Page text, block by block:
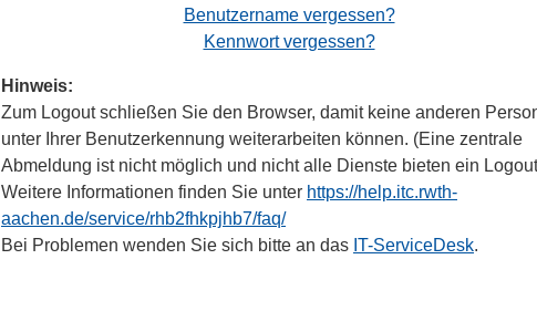
Benutzername vergessen?
Kennwort vergessen?
Hinweis:
Zum Logout schließen Sie den Browser, damit keine anderen
unter Ihrer Benutzerkennung weiterarbeiten können. (Eine zentrale
Abmeldung ist nicht möglich und nicht alle Dienste bieten ein
Weitere Informationen finden Sie unter https://help.itc.rwth-
aachen.de/service/rhb2fhkpjhb7/faq/
Bei Problemen wenden Sie sich bitte an das IT-ServiceDesk.